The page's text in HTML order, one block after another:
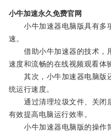
小牛加速永久免费官网
小牛加速器电脑版具有多
速。
借助小牛加速器的技术，
速度和流畅的在线视频观看体
其次，小牛加速器电脑版
统运行速度。
通过清理垃圾文件、关闭后
有效提高电脑运行效率。
小牛加速器电脑版的操作